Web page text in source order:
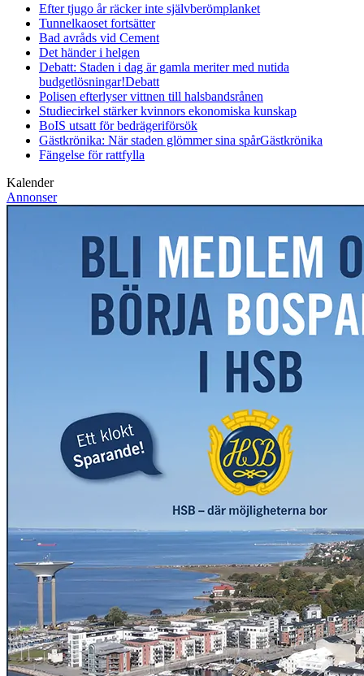
Efter tjugo år räcker inte självberömplanket
Tunnelkaoset fortsätter
Bad avråds vid Cement
Det händer i helgen
Debatt: Staden i dag är gamla meriter med nutida
budgetlösningar!Debatt
Polisen efterlyser vittnen till halsbandsrånen
Studiecirkel stärker kvinnors ekonomiska kunskap
BoIS utsatt för bedrägeriförsök
Gästkrönika: När staden glömmer sina spårGästkrönika
Fängelse för rattfylla
Kalender
Annonser